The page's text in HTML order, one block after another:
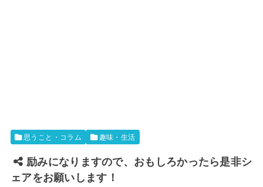
思うこと・コラム 趣味・生活
励みになりますので、おもしろかったら是非シ
ェアをお願いします！